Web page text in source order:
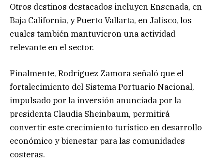
Otros destinos destacados incluyen Ensenada, en
Baja California, y Puerto Vallarta, en Jalisco, los
cuales también mantuvieron una actividad
relevante en el sector.
Finalmente, Rodríguez Zamora señaló que el
fortalecimiento del Sistema Portuario Nacional,
impulsado por la inversión anunciada por la
presidenta Claudia Sheinbaum, permitirá
convertir este crecimiento turístico en desarrollo
económico y bienestar para las comunidades
costeras.